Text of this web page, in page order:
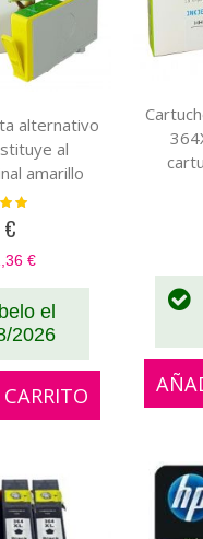
alternativo
al
amarillo
€
€
el
2026